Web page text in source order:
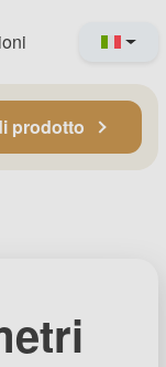
prodotto